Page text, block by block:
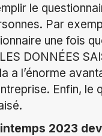
le
Par
une fois
DONNÉES
a l’énorme
Enfin, le
2023